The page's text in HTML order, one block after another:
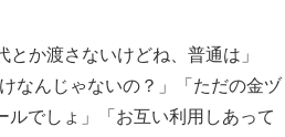
か渡さないけどね、普通は」
なんじゃないの？」「ただの金ヅ
ルでしょ」「お互い利用しあって